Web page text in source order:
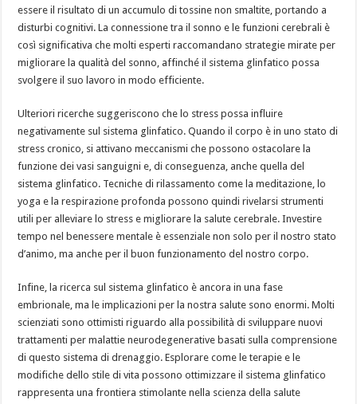
essere il risultato di un accumulo di tossine non smaltite, portando a
disturbi cognitivi. La connessione tra il sonno e le funzioni cerebrali è
così significativa che molti esperti raccomandano strategie mirate per
migliorare la qualità del sonno, affinché il sistema glinfatico possa
svolgere il suo lavoro in modo efficiente.
Ulteriori ricerche suggeriscono che lo stress possa influire
negativamente sul sistema glinfatico. Quando il corpo è in uno stato di
stress cronico, si attivano meccanismi che possono ostacolare la
funzione dei vasi sanguigni e, di conseguenza, anche quella del
sistema glinfatico. Tecniche di rilassamento come la meditazione, lo
yoga e la respirazione profonda possono quindi rivelarsi strumenti
utili per alleviare lo stress e migliorare la salute cerebrale. Investire
tempo nel benessere mentale è essenziale non solo per il nostro stato
d’animo, ma anche per il buon funzionamento del nostro corpo.
Infine, la ricerca sul sistema glinfatico è ancora in una fase
embrionale, ma le implicazioni per la nostra salute sono enormi. Molti
scienziati sono ottimisti riguardo alla possibilità di sviluppare nuovi
trattamenti per malattie neurodegenerative basati sulla comprensione
di questo sistema di drenaggio. Esplorare come le terapie e le
modifiche dello stile di vita possono ottimizzare il sistema glinfatico
rappresenta una frontiera stimolante nella scienza della salute